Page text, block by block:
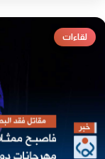
لقاءات